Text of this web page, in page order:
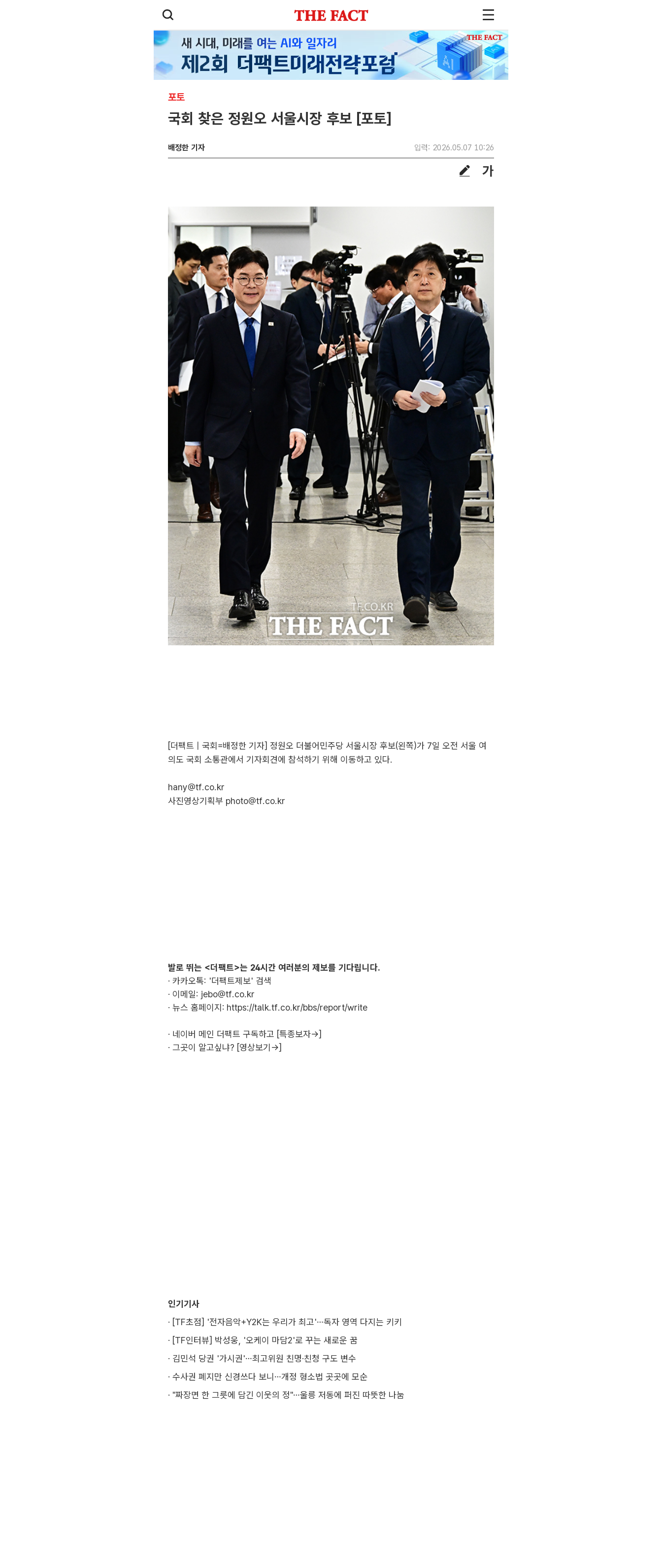
포토
국회 찾은 정원오 서울시장 후보 [포토]
배정한 기자 입력: 2026.05.07 10:26
[더팩트 | 국회=배정한 기자] 정원오 더불어민주당 서울시장 후보(왼쪽)가 7일 오전 서울 여
의도 국회 소통관에서 기자회견에 참석하기 위해 이동하고 있다.
hany@tf.co.kr
사진영상기획부 photo@tf.co.kr
발로 뛰는 <더팩트>는 24시간 여러분의 제보를 기다립니다.
· 카카오톡: '더팩트제보' 검색
· 이메일: jebo@tf.co.kr
· 뉴스 홈페이지: https://talk.tf.co.kr/bbs/report/write
· 네이버 메인 더팩트 구독하고 [특종보자→]
· 그곳이 알고싶냐? [영상보기→]
인기기사
· [TF초점] '전자음악+Y2K는 우리가 최고'…독자 영역 다지는 키키
· [TF인터뷰] 박성웅, '오케이 마담2'로 꾸는 새로운 꿈
· 김민석 당권 '가시권'…최고위원 친명·친청 구도 변수
· 수사권 폐지만 신경쓰다 보니…개정 형소법 곳곳에 모순
· "짜장면 한 그릇에 담긴 이웃의 정"…울릉 저동에 퍼진 따뜻한 나눔